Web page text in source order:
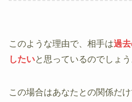
このような理由で、相手は過
したいと思っているのでしょう
この場合はあなたとの関係だ